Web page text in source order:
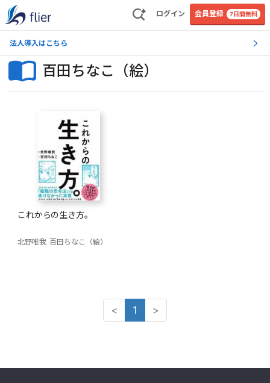
ログイン 会員登録 7日間無料
法人導入はこちら
百田ちなこ（絵）
これからの生き方。
北野唯我 百田ちなこ（絵）
< 1 >